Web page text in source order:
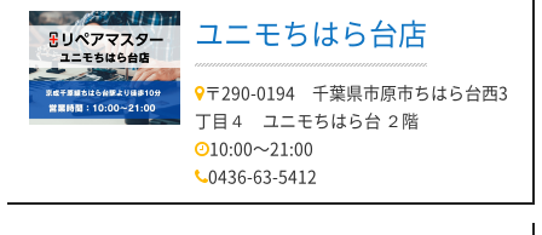
ユニモちはら台店
〒290-0194 千葉県市原市ちはら台西3
丁目４ ユニモちはら台 ２階
10:00～21:00
0436-63-5412